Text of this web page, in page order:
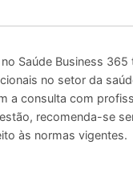
Saúde Business 365
no setor da
a consulta com
recomenda-se
às normas vigentes.